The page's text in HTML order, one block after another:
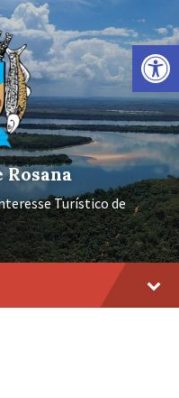
Barra de Ferramentas Aberta
Turístico de